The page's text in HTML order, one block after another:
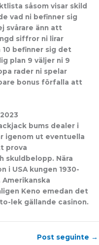
såsom visar skild
vad ni befinner sig
svårare änn att
siffror ni lirar
10 befinner sig det
plan 9 väljer ni 9
rader ni spelar
bonus förfalla att
bums dealer i
igenom ut eventuella
prova
skuldbelopp. Nära
i USA kungen 1930-
Keno emedan det
lek gällande casinon.
Post seguinte →